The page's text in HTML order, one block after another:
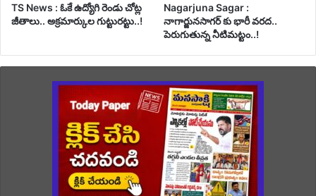
TS News : ఓకే ఉద్యోగి రెండు చోట్ల
జీతాలు.. అక్రమార్కుల గుట్టురట్టు..!
Nagarjuna Sagar :
నాగార్జునసాగర్ కు భారీ వరద..
పెరుగుతున్న నీటిమట్టం..!